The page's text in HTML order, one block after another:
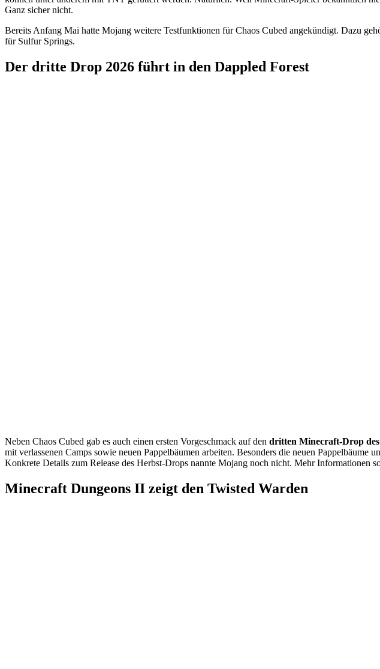
Ganz sicher nicht.
Bereits Anfang Mai hatte Mojang weitere Testfunktionen für Chaos Cubed angekündigt. Dazu
für Sulfur Springs.
Der dritte Drop 2026 führt in den Dappled Forest
Neben Chaos Cubed gab es auch einen ersten Vorgeschmack auf den dritten Minecraft-Drop des
mit verlassenen Camps sowie neuen Pappelbäumen arbeiten. Besonders die neuen
Konkrete Details zum Release des Herbst-Drops nannte Mojang noch nicht. Mehr Informationen
Minecraft Dungeons II zeigt den Twisted Warden